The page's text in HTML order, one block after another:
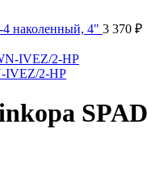
наколенный, 4" 3 370 ₽
IVEZ/2-HP